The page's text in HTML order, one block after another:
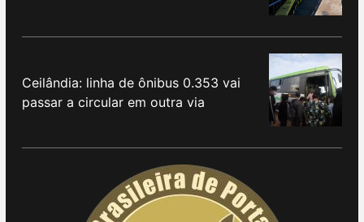
Ceilândia: linha de ônibus 0.353 vai
passar a circular em outra via